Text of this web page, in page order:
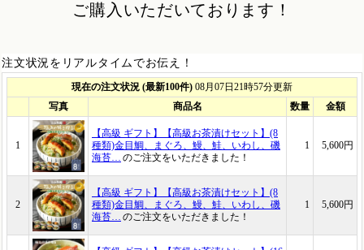
ご購入いただいております！
注文状況をリアルタイムでお伝え！